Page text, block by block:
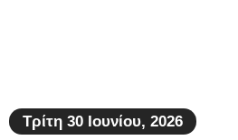
Τρίτη 30 Ιουνίου, 2026